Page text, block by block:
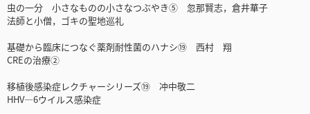
虫の一分 小さなものの小さなつぶやき⑤ 忽那賢志，倉井華子
法師と小僧，ゴキの聖地巡礼
基礎から臨床につなぐ薬剤耐性菌のハナシ⑲ 西村 翔
CREの治療②
移植後感染症レクチャーシリーズ⑲ 冲中敬二
HHV—6ウイルス感染症